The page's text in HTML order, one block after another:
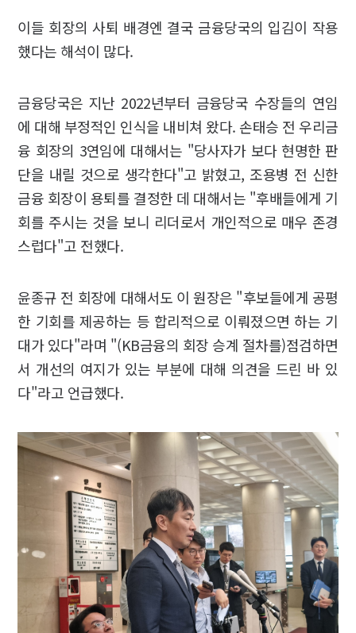
이들 회장의 사퇴 배경엔 결국 금융당국의 입김이 작용
했다는 해석이 많다.
금융당국은 지난 2022년부터 금융당국 수장들의 연임
에 대해 부정적인 인식을 내비쳐 왔다. 손태승 전 우리금
융 회장의 3연임에 대해서는 "당사자가 보다 현명한 판
단을 내릴 것으로 생각한다"고 밝혔고, 조용병 전 신한
금융 회장이 용퇴를 결정한 데 대해서는 "후배들에게 기
회를 주시는 것을 보니 리더로서 개인적으로 매우 존경
스럽다"고 전했다.
윤종규 전 회장에 대해서도 이 원장은 "후보들에게 공평
한 기회를 제공하는 등 합리적으로 이뤄졌으면 하는 기
대가 있다"라며 "(KB금융의 회장 승계 절차를)점검하면
서 개선의 여지가 있는 부분에 대해 의견을 드린 바 있
다"라고 언급했다.